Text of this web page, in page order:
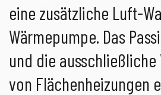
eine zusätzliche Luft-
Wärmepumpe. Das
und die ausschließliche
von Flächenheizungen